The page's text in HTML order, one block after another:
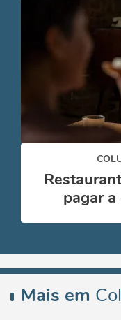
pagar
Mais em